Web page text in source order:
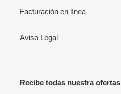
Facturación en línea
Aviso Legal
Recibe todas nuestra ofertas